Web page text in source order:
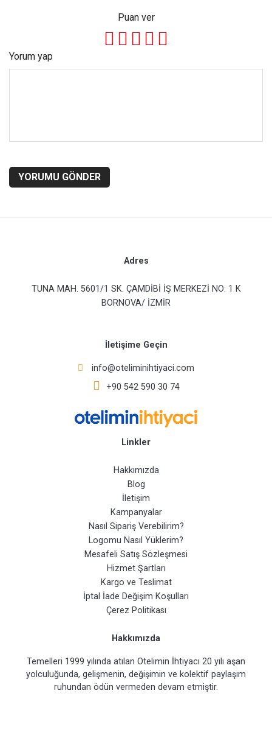
Puan ver
Yorum yap
YORUMU GÖNDER
Adres
TUNA MAH. 5601/1 SK. ÇAMDİBİ İŞ MERKEZİ NO: 1 K
BORNOVA/ İZMİR
İletişime Geçin
info@oteliminihtiyaci.com
+90 542 590 30 74
Linkler
Hakkımızda
Blog
İletişim
Kampanyalar
Nasıl Sipariş Verebilirim?
Logomu Nasıl Yüklerim?
Mesafeli Satış Sözleşmesi
Hizmet Şartları
Kargo ve Teslimat
İptal İade Değişim Koşulları
Çerez Politikası
Hakkımızda
Temelleri 1999 yılında atılan Otelimin İhtiyacı 20 yılı aşan
yolculuğunda, gelişmenin, değişimin ve kolektif paylaşım
ruhundan ödün vermeden devam etmiştir.